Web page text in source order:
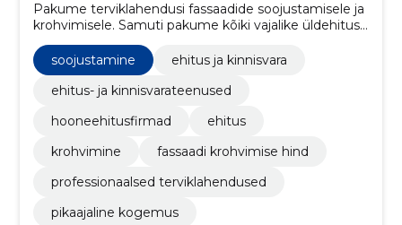
Pakume terviklahendusi fassaadide soojustamisele ja
krohvimisele. Samuti pakume kõiki vajalike üldehitus-
ja siseviimistlustöid.
soojustamine
ehitus ja kinnisvara
ehitus- ja kinnisvarateenused
hooneehitusfirmad
ehitus
krohvimine
fassaadi krohvimise hind
professionaalsed terviklahendused
pikaajaline kogemus